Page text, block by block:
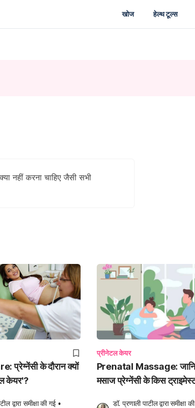
खोज हेल्थ टूल्स
नहीं करना चाहिए जैसी सभी
प्रेग्नेंसी के दौरान क्यों
केयर'?
द्वारा समीक्षा की गई •
प्रीनेटल केयर
Prenatal Massage:
मसाज प्रेग्नेंसी के किस
डॉ. प्रणाली पाटील द्वारा समीक्षा